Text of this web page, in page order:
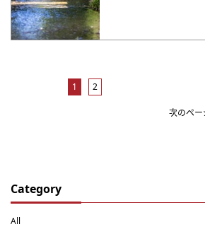
Category
All
1 2
次のペー